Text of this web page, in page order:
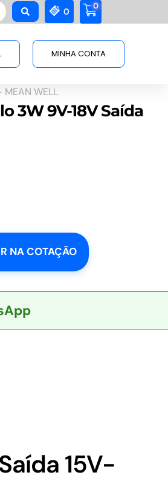
0
0
MINHA CONTA
WELL
3W 9V-18V Saída
NA COTAÇÃO
15V-